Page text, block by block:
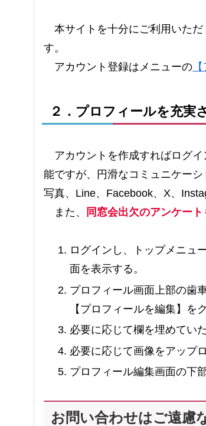
本サイトを十分にご利用いただ
す。
アカウント登録はメニューの
２．プロフィールを充実
アカウントを作成すればログイ
能ですが、円滑なコミュニケー
写真、Line、Facebook、X、
また、
同窓会出欠のアンケート
ログインし、トップメニュ
面を表示する。
プロフィール画面上部の歯
【プロフィールを編集】を
必要に応じて欄を埋めてい
必要に応じて画像をアップ
プロフィール編集画面の下
お問い合わせはご遠慮